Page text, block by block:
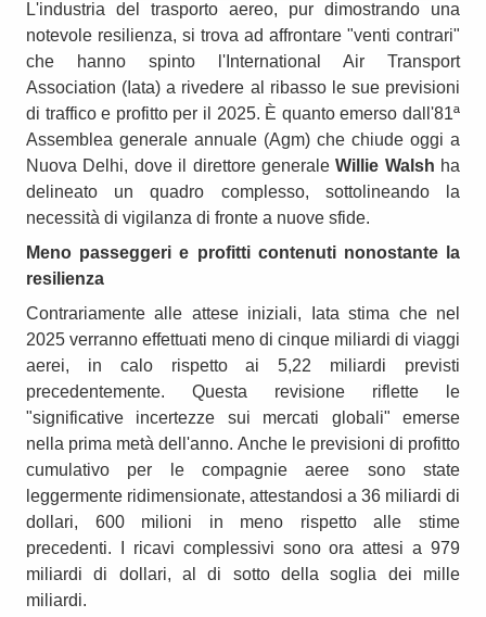
L'industria del trasporto aereo, pur dimostrando una
notevole resilienza, si trova ad affrontare "venti contrari"
che hanno spinto l'International Air Transport
Association (Iata) a rivedere al ribasso le sue previsioni
di traffico e profitto per il 2025. È quanto emerso dall'81ª
Assemblea generale annuale (Agm) che chiude oggi a
Nuova Delhi, dove il direttore generaleWillie Walsh ha
delineato un quadro complesso, sottolineando la
necessità di vigilanza di fronte a nuove sfide.
Meno passeggeri e profitti contenuti nonostante la
resilienza
Contrariamente alle attese iniziali, Iata stima che nel
2025 verranno effettuati meno di cinque miliardi di viaggi
aerei, in calo rispetto ai 5,22 miliardi previsti
precedentemente. Questa revisione riflette le
"significative incertezze sui mercati globali" emerse
nella prima metà dell'anno. Anche le previsioni di profitto
cumulativo per le compagnie aeree sono state
leggermente ridimensionate, attestandosi a 36 miliardi di
dollari, 600 milioni in meno rispetto alle stime
precedenti. I ricavi complessivi sono ora attesi a 979
miliardi di dollari, al di sotto della soglia dei mille
miliardi.